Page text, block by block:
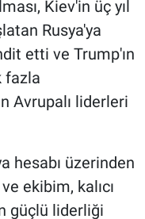
Kiev'in üç yıl
Rusya'ya
etti ve Trump'ın
fazla
Avrupalı liderleri
hesabı üzerinden
ekibim, kalıcı
güçlü liderliği